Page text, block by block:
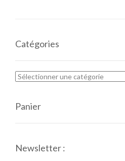
Catégories
Panier
Newsletter :